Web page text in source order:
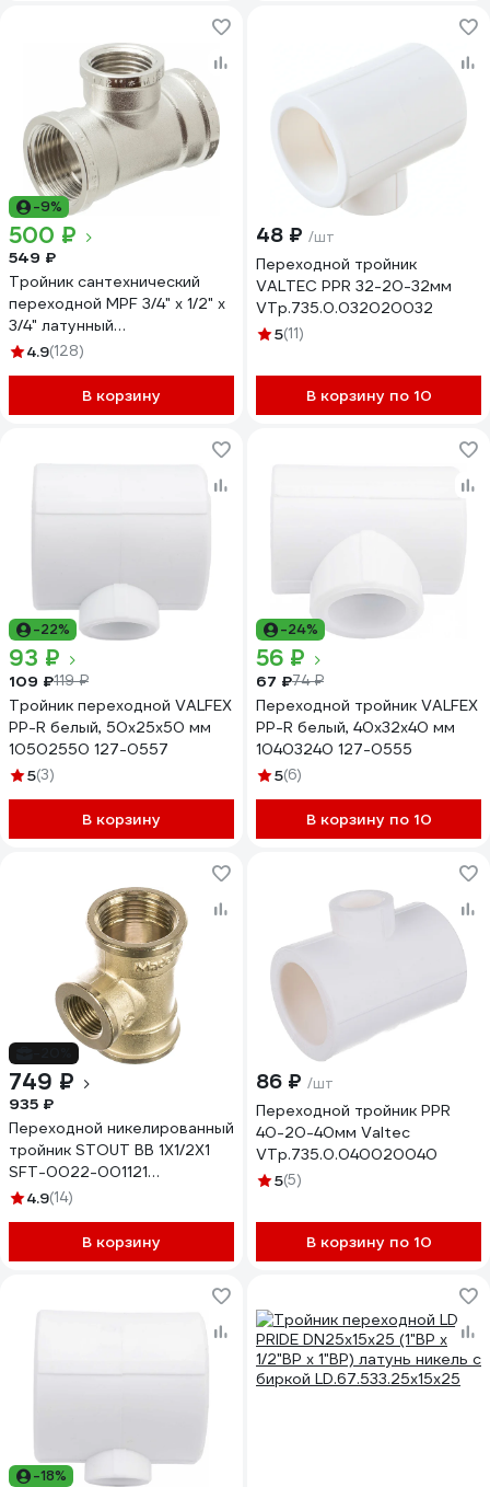
-9%
500 ₽
549 ₽
Тройник сантехнический
переходной MPF 3/4" х 1/2" х
3/4" латунный
никелированный внутренняя
4.9(128)
В корзину
48 ₽ /шт
Переходной тройник
VALTEC PPR 32-20-32мм
VTp.735.0.032020032
5(11)
В корзину по 10
-22%
93 ₽
109 ₽119 ₽
Тройник переходной VALFEX
PP-R белый, 50х25х50 мм
10502550 127-0557
5(3)
В корзину
-24%
56 ₽
67 ₽74 ₽
Переходной тройник VALFEX
PP-R белый, 40х32х40 мм
10403240 127-0555
5(6)
В корзину по 10
749 ₽
935 ₽
Переходной никелированный
тройник STOUT ВВ 1X1/2X1
SFT-0022-001121
RG008Q0QTEKJSG
4.9(14)
В корзину
86 ₽ /шт
Переходной тройник PPR
40-20-40мм Valtec
VTp.735.0.040020040
5(5)
В корзину по 10
-18%